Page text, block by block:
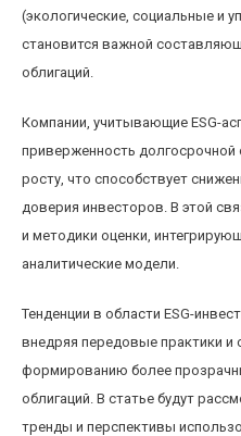
(экологические, социальные и
становится важной
облигаций.
Компании, учитывающие ESG-
приверженность долгосрочной
росту, что способствует
доверия инвесторов. В этой
и методики оценки,
аналитические модели.
Тенденции в области ESG-
внедряя передовые практики и
формированию более
облигаций. В статье будут
тренды и перспективы